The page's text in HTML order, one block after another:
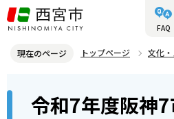
こ
の
ジ
FAQ
現在のページ トップページ
文化
令和7年度阪神7市1町教育委員会連合会
令和7年度阪神